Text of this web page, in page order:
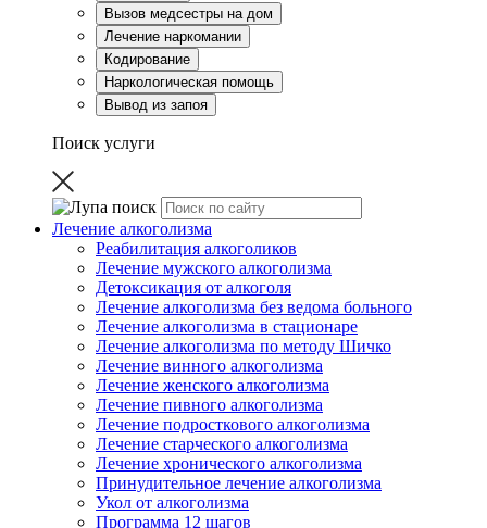
Вызов медсестры на дом
Лечение наркомании
Кодирование
Наркологическая помощь
Вывод из запоя
Поиск услуги
Лечение алкоголизма
Реабилитация алкоголиков
Лечение мужского алкоголизма
Детоксикация от алкоголя
Лечение алкоголизма без ведома больного
Лечение алкоголизма в стационаре
Лечение алкоголизма по методу Шичко
Лечение винного алкоголизма
Лечение женского алкоголизма
Лечение пивного алкоголизма
Лечение подросткового алкоголизма
Лечение старческого алкоголизма
Лечение хронического алкоголизма
Принудительное лечение алкоголизма
Укол от алкоголизма
Программа 12 шагов